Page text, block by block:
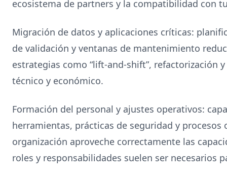
ecosistema de partners y la compatibilidad con
Migración de datos y aplicaciones críticas:
de validación y ventanas de mantenimiento
estrategias como “lift-and-shift”, refactorización
técnico y económico.
Formación del personal y ajustes operativos:
herramientas, prácticas de seguridad y procesos
organización aproveche correctamente las
roles y responsabilidades suelen ser necesarios